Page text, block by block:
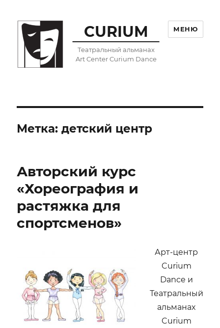
CURIUM
Театральный альманах
Art Center Curium Dance
МЕНЮ
Метка:детский центр
Авторский курс
«Хореография и
растяжка для
спортсменов»
Арт-центр
Curium
Dance и
Театральный
альманах
Curium